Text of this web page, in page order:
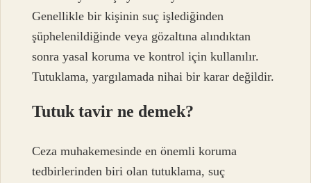
Genellikle bir kişinin suç işlediğinden
şüphelenildiğinde veya gözaltına alındıktan
sonra yasal koruma ve kontrol için kullanılır.
Tutuklama, yargılamada nihai bir karar değildir.
Tutuk tavir ne demek?
Ceza muhakemesinde en önemli koruma
tedbirlerinden biri olan tutuklama, suç